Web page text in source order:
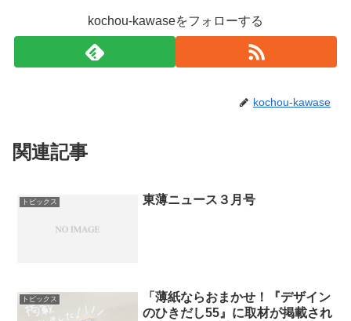
kochou-kawaseをフォローする
kochou-kawase
関連記事
トピックス 東薄ニュース３月号
トピックス
「薄紙ならおまかせ！『デザイン
のひきだし55』に取材が掲載され